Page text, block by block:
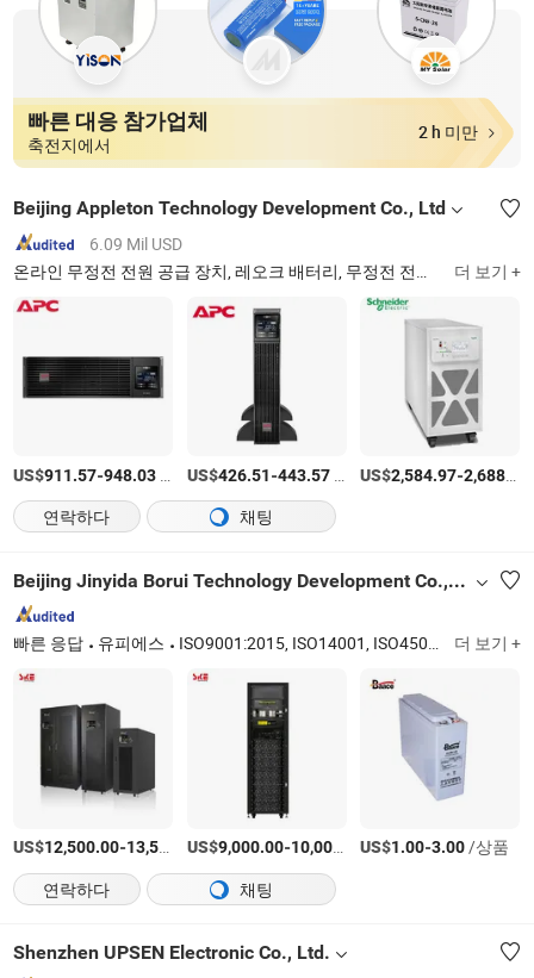
빠른 대응 참가업체
축전지에서
2 h 미만
Beijing Appleton Technology Development Co., Ltd
6.09 Mil USD
온라인 무정전 전원 공급 장치, 레오크 배터리, 무정전 전원 공급 장치 배터리, APC 무정전 전원 공급 장치, 이튼 무정전 전원 공급 장치, 무정전 전원 공급 장치 전원 공급 장치, 버티브 무정전 전원 공급 장치
더 보기 +
US$911.57-948.03 US$426.51-443.57/상품 US$2,584.97-2,688.37
연락하다
채팅
Beijing Jinyida Borui Technology Development Co., Ltd.
빠른 응답 유피에스 ISO9001:2015, ISO14001, ISO45001:2018 더 보기 +
US$12,500.00-13,500.00 /상품
US$9,000.00-10,000.00 /상품
US$1.00-3.00/상품
연락하다
채팅
Shenzhen UPSEN Electronic Co., Ltd.